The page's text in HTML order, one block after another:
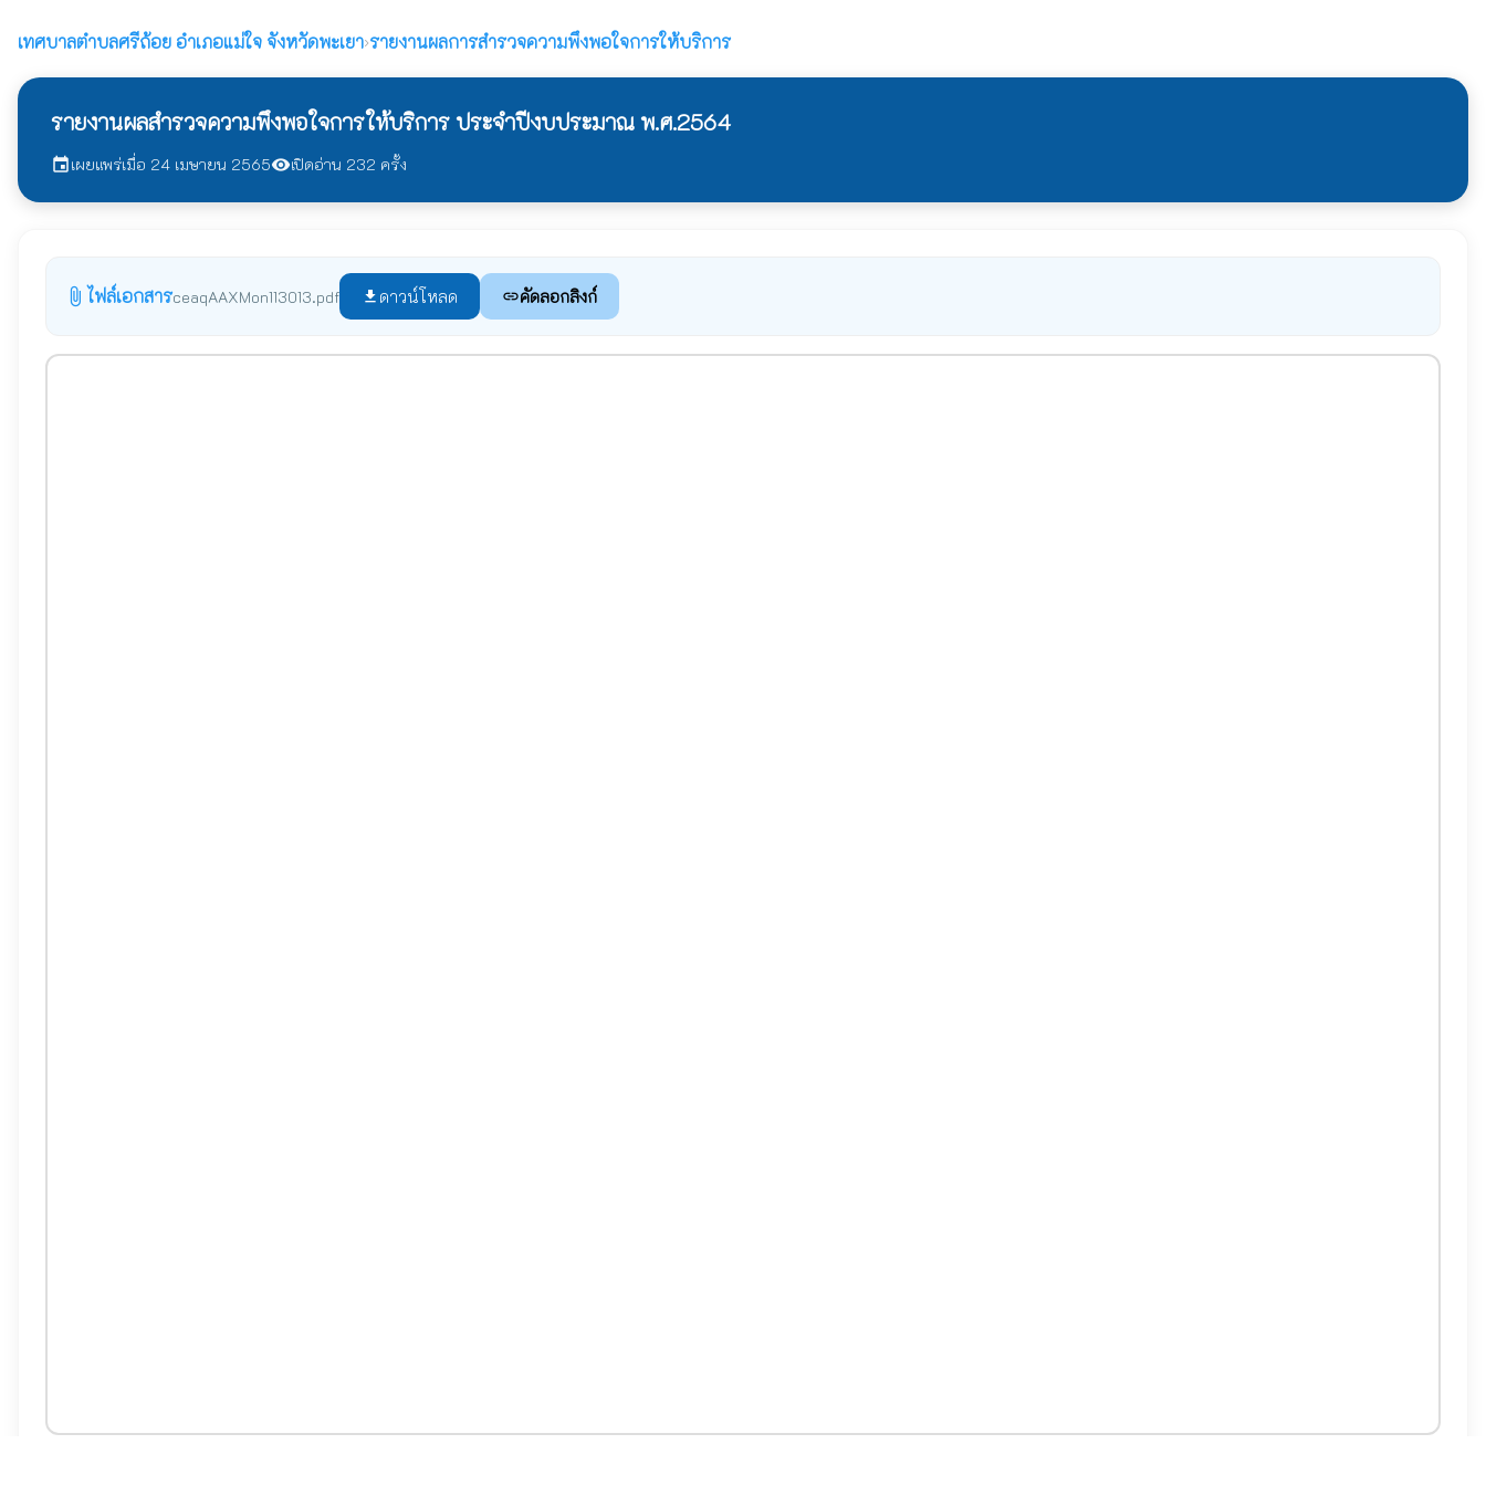
เทศบาลตำบลศรีถ้อย อำเภอแม่ใจ จังหวัดพะเยา›รายงานผลการสำรวจความพึงพอใจการให้บริการ
รายงานผลสำรวจความพึงพอใจการให้บริการ ประจำปีงบประมาณ พ.ศ.2564
eventเผยแพร่เมื่อ 24 เมษายน 2565visibilityเปิดอ่าน 232 ครั้ง
attach_file ไฟล์เอกสารceaqAAXMon113013.pdf file_download ดาวน์โหลด linkคัดลอกลิงก์